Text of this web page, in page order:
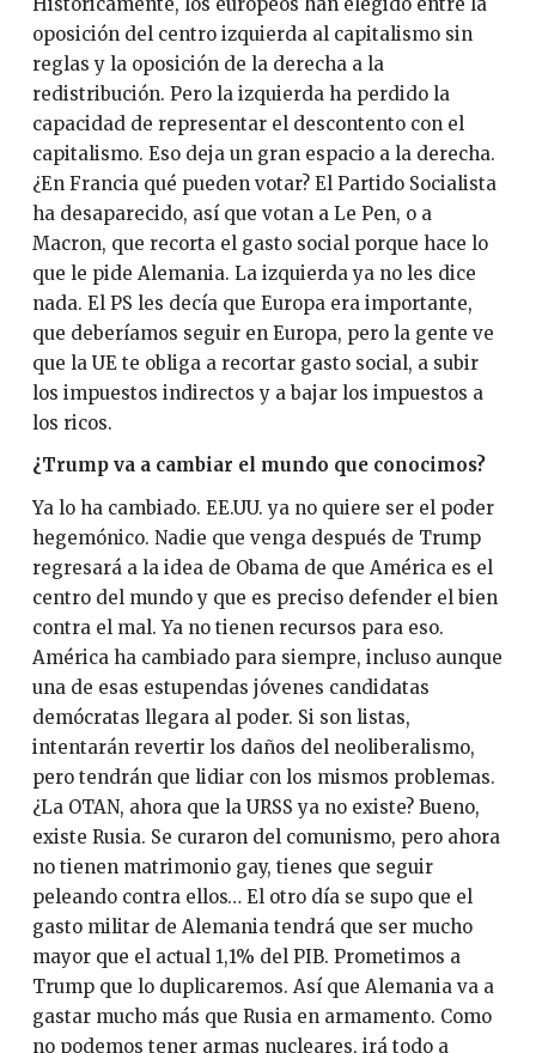
oposición del centro izquierda al capitalismo sin
reglas y la oposición de la derecha a la
redistribución. Pero la izquierda ha perdido la
capacidad de representar el descontento con el
capitalismo. Eso deja un gran espacio a la derecha.
¿En Francia qué pueden votar? El Partido Socialista
ha desaparecido, así que votan a Le Pen, o a
Macron, que recorta el gasto social porque hace lo
que le pide Alemania. La izquierda ya no les dice
nada. El PS les decía que Europa era importante,
que deberíamos seguir en Europa, pero la gente ve
que la UE te obliga a recortar gasto social, a subir
los impuestos indirectos y a bajar los impuestos a
los ricos.
¿Trump va a cambiar el mundo que conocimos?
Ya lo ha cambiado. EE.UU. ya no quiere ser el poder
hegemónico. Nadie que venga después de Trump
regresará a la idea de Obama de que América es el
centro del mundo y que es preciso defender el bien
contra el mal. Ya no tienen recursos para eso.
América ha cambiado para siempre, incluso aunque
una de esas estupendas jóvenes candidatas
demócratas llegara al poder. Si son listas,
intentarán revertir los daños del neoliberalismo,
pero tendrán que lidiar con los mismos problemas.
¿La OTAN, ahora que la URSS ya no existe? Bueno,
existe Rusia. Se curaron del comunismo, pero ahora
no tienen matrimonio gay, tienes que seguir
peleando contra ellos… El otro día se supo que el
gasto militar de Alemania tendrá que ser mucho
mayor que el actual 1,1% del PIB. Prometimos a
Trump que lo duplicaremos. Así que Alemania va a
gastar mucho más que Rusia en armamento. Como
no podemos tener armas nucleares, irá todo a